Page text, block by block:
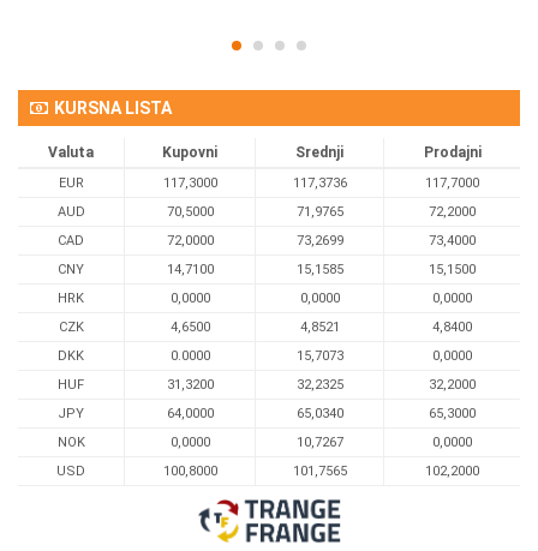
KURSNA LISTA
Valuta Kupovni Srednji Prodajni
EUR 117,3000 117,3736
117,7000
AUD
70,5000 71,9765
72,2000
CAD
72,0000 73,2699
73,4000
CNY
14,7100 15,1585
15,1500
HRK
0,0000 0,0000
0,0000
CZK
4,6500 4,8521
4,8400
DKK
0.0000 15,7073
0,0000
HUF
31,3200 32,2325
32,2000
JPY
64,0000 65,0340
65,3000
NOK
0,0000 10,7267
0,0000
USD
100,8000 101,7565 102,2000